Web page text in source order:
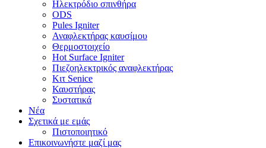
Ηλεκτρόδιο σπινθήρα
ODS
Pules Igniter
Αναφλεκτήρας καυσίμου
Θερμοστοιχείο
Hot Surface Igniter
Πιεζοηλεκτρικός αναφλεκτήρας
Κιτ Senice
Καυστήρας
Συστατικά
Νέα
Σχετικά με εμάς
Πιστοποιητικό
Επικοινωνήστε μαζί μας